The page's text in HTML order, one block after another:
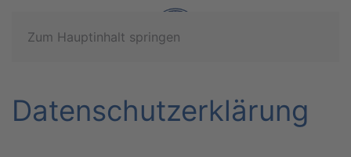
Zum Hauptinhalt springen
Datenschutz­erklärung